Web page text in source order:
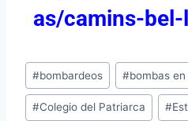
as/camins-
#bombardeos #bombas en
#Colegio del Patriarca #